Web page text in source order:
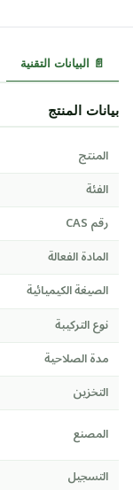
📄 البيانات التقنية
بيانات المنتج
المنتج
الفئة
رقم CAS
المادة الفعالة
الصيغة الكيميائية
نوع التركيبة
مدة الصلاحية
التخزين
المصنع
التسجيل